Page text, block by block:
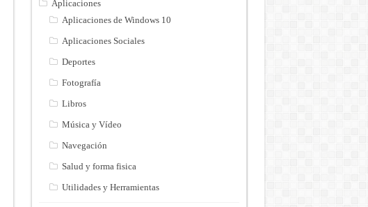
Aplicaciones
Aplicaciones de Windows 10
Aplicaciones Sociales
Deportes
Fotografía
Libros
Música y Vídeo
Navegación
Salud y forma fisica
Utilidades y Herramientas